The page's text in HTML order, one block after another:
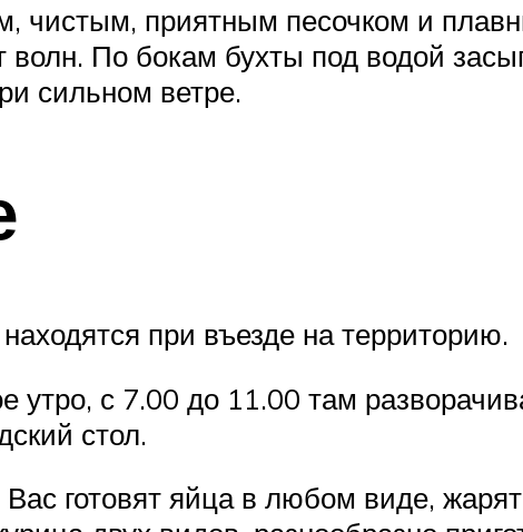
чистым, приятным песочком и
волн. По бокам бухты под водой
сильном ветре.
при въезде на территорию.
утро, с 7.00 до 11.00 там
стол.
готовят яйца в любом виде,